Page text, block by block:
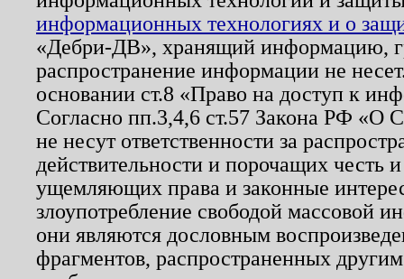
информационных технологиях и о
«Дебри-ДВ», хранящий информацию,
распространение информации не
основании ст.8 «Право на доступ к
Согласно пп.3,4,6 ст.57 Закона РФ «О
не несут ответственности за
действительности и порочащих честь
ущемляющих права и законные
злоупотребление свободой массовой
они являются дословным
фрагментов, распространенных